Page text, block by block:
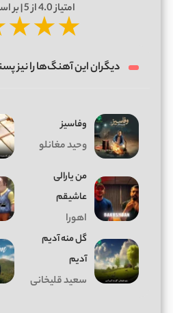
امتیاز4.0از 5 | بر اساس
★★★
دیگران این آهنگ‌ها را نیز
وفاسیز
وحید مغانلو
من یارالی
عاشیقم
اهورا
گل منه آدیم
آدیم
سعید قلیخانی